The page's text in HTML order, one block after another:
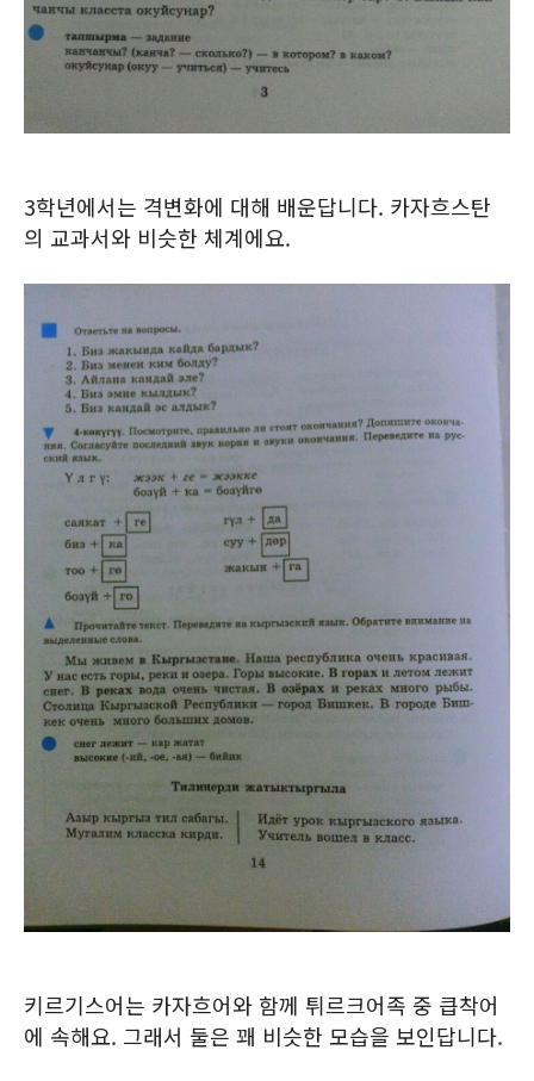
3학년에서는 격변화에 대해 배운답니다. 카자흐스탄
의 교과서와 비슷한 체계에요.
키르기스어는 카자흐어와 함께 튀르크어족 중 큽착어
에 속해요. 그래서 둘은 꽤 비슷한 모습을 보인답니다.